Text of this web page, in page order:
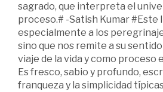
sagrado, que interpreta el
proceso.# -Satish Kumar #Este
especialmente a los
sino que nos remite a su
viaje de la vida y como proceso
Es fresco, sabio y profundo,
franqueza y la simplicidad